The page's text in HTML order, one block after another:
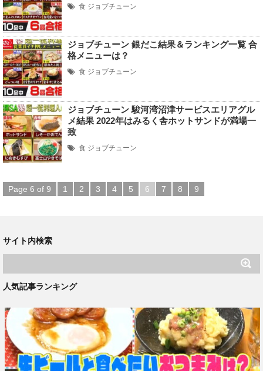
食 ジョブチューン
ジョブチューン 銀だこ結果＆ランキング一覧 合
格メニューは？
食 ジョブチューン
ジョブチューン 駿河湾沼津サービスエリアグル
メ結果 2022年はみるく舎ホットサンドが満場一
致
食 ジョブチューン
Page 6 of 9 1 2 3 4 5 6 7 8 9
サイト内検索
人気記事ランキング